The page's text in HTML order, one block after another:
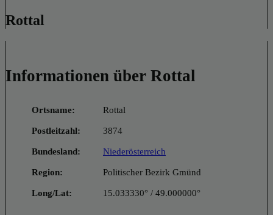
Rottal
Informationen über Rottal
Ortsname: Rottal
Postleitzahl: 3874
Bundesland: Niederösterreich
Region: Politischer Bezirk Gmünd
Long/Lat: 15.033330° / 49.000000°